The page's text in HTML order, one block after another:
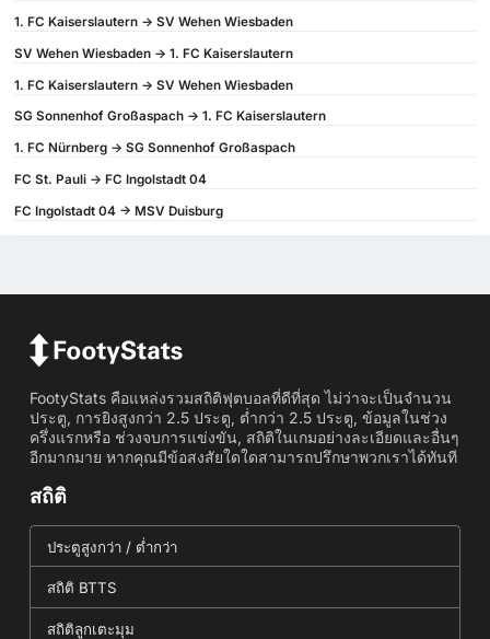
1. FC Kaiserslautern -> SV Wehen Wiesbaden
SV Wehen Wiesbaden -> 1. FC Kaiserslautern
1. FC Kaiserslautern -> SV Wehen Wiesbaden
SG Sonnenhof Großaspach -> 1. FC Kaiserslautern
1. FC Nürnberg -> SG Sonnenhof Großaspach
FC St. Pauli -> FC Ingolstadt 04
FC Ingolstadt 04 -> MSV Duisburg
FootyStats คือแหล่งรวมสถิติฟุตบอลที่ดีที่สุด ไม่ว่าจะเป็นจำนวน
ประตู, การยิงสูงกว่า 2.5 ประตู, ต่ำกว่า 2.5 ประตู, ข้อมูลในช่วง
ครึ่งแรกหรือ ช่วงจบการแข่งขัน, สถิติในเกมอย่างละเอียดและอื่นๆ
อีกมากมาย หากคุณมีข้อสงสัยใดใดสามารถปรึกษาพวกเราได้ทันที
สถิติ
ประตูสูงกว่า / ต่ำกว่า
สถิติ BTTS
สถิติลูกเตะมุม